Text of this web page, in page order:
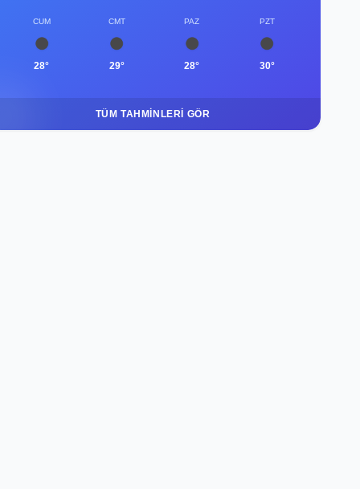
CUM
28°
CMT
29°
PAZ
28°
PZT
30°
TÜM TAHMINLERI GÖR